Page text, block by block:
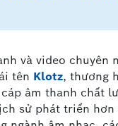
và video chuyên
tên Klotz, thương
âm thanh chất
sử phát triển hơn